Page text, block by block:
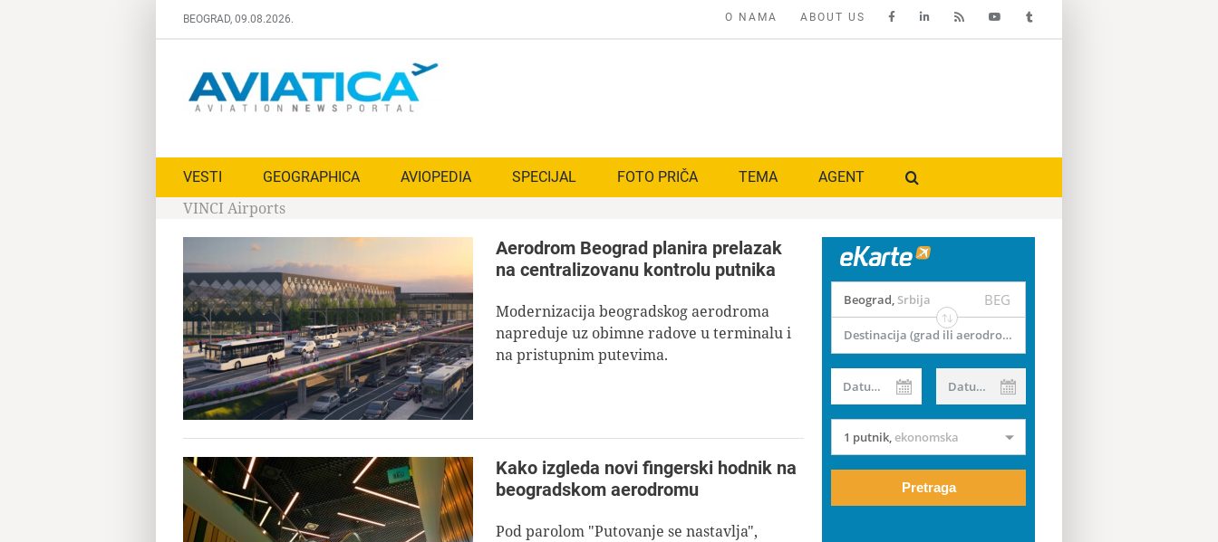
BEOGRAD, 09.08.2026. O NAMA ABOUT US
VESTI GEOGRAPHICA AVIOPEDIA SPECIJAL FOTO PRIČA TEMA AGENT
VINCI Airports
Aerodrom Beograd planira prelazak
na centralizovanu kontrolu putnika
Modernizacija beogradskog aerodroma
napreduje uz obimne radove u terminalu i
na pristupnim putevima.
Kako izgleda novi fingerski hodnik na
beogradskom aerodromu
Pod parolom "Putovanje se nastavlja",
Beograd, Srbija BEG
Destinacija (grad ili aerodrom)
Datum od Datum do
1 putnik,ekonomska
Pretraga